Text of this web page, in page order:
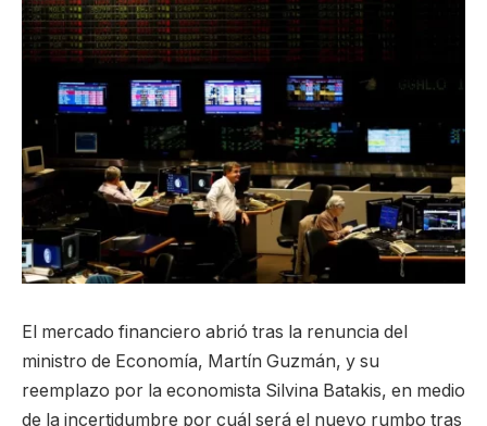
El mercado financiero abrió tras la renuncia del
ministro de Economía, Martín Guzmán, y su
reemplazo por la economista Silvina Batakis, en medio
de la incertidumbre por cuál será el nuevo rumbo tras